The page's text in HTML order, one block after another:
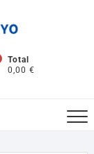
Total
0,00 €